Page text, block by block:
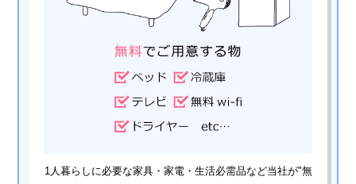
› ニュース・トピックス
› お仕事コラム
› 先輩たちの声
› 30歳からのママワーク
1人暮らしに必要な家具・家電・生活必需品など当社が"無